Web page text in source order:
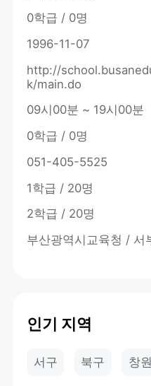
0학급 / 0명
1996-11-07
http://
k/main.do
09시00분 ~ 19시00분
0학급 / 0명
051-405-5525
1학급 / 20명
2학급 / 20명
부산광역시교육청 / 서
인기 지역
서구 북구 창